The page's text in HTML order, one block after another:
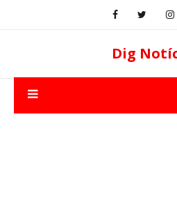
Dig